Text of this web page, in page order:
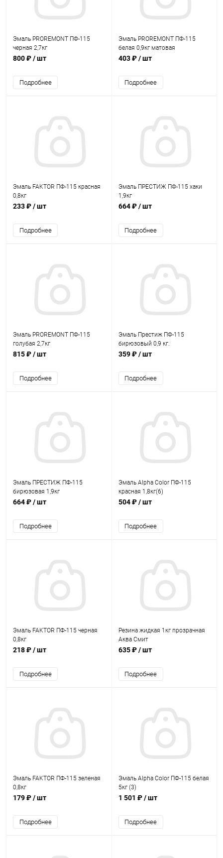
Эмаль PROREMONT ПФ-115
черная 2,7кг
800 ₽/ шт
Подробнее
Эмаль PROREMONT ПФ-115
белая 0,9кг матовая
403 ₽/ шт
Подробнее
Эмаль FAKTOR ПФ-115 красная
0,8кг
233 ₽/ шт
Подробнее
Эмаль ПРЕСТИЖ ПФ-115 хаки
1,9кг
664 ₽/ шт
Подробнее
Эмаль PROREMONT ПФ-115
голубая 2,7кг
815 ₽/ шт
Подробнее
Эмаль Престиж ПФ-115
бирюзовый 0,9 кг.
359 ₽/ шт
Подробнее
Эмаль ПРЕСТИЖ ПФ-115
бирюзовая 1,9кг
664 ₽/ шт
Подробнее
Эмаль Alpha Color ПФ-115
красная 1,8кг(6)
504 ₽/ шт
Подробнее
Эмаль FAKTOR ПФ-115 черная
0,8кг
218 ₽/ шт
Подробнее
Резина жидкая 1кг прозрачная
Аква Смит
635 ₽/ шт
Подробнее
Эмаль FAKTOR ПФ-115 зеленая
0,8кг
179 ₽/ шт
Подробнее
Эмаль Alpha Color ПФ-115 белая
5кг (3)
1 501 ₽/ шт
Подробнее